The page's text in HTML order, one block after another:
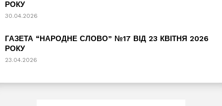
РОКУ
30.04.2026
ГАЗЕТА “НАРОДНЕ СЛОВО” №17 ВІД 23 КВІТНЯ 2026
РОКУ
23.04.2026